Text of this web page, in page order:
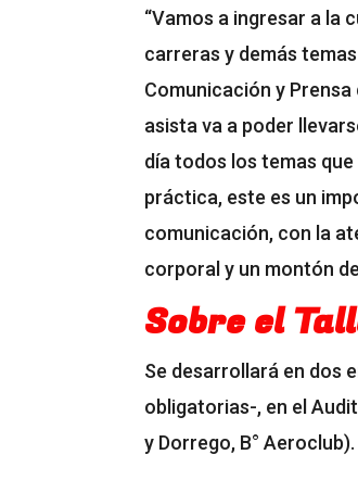
“Vamos a ingresar a la
carreras y demás
Comunicación y Prensa
asista va a poder
día todos los temas
práctica, este es un
comunicación, con la
corporal y un montón
Sobre el
Se desarrollará en dos
obligatorias-, en el
y Dorrego, B° Aeroclub).